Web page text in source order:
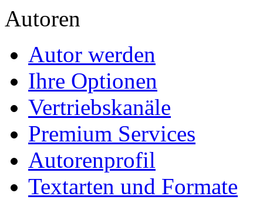
Autoren
Autor werden
Ihre Optionen
Vertriebskanäle
Premium Services
Autorenprofil
Textarten und Formate